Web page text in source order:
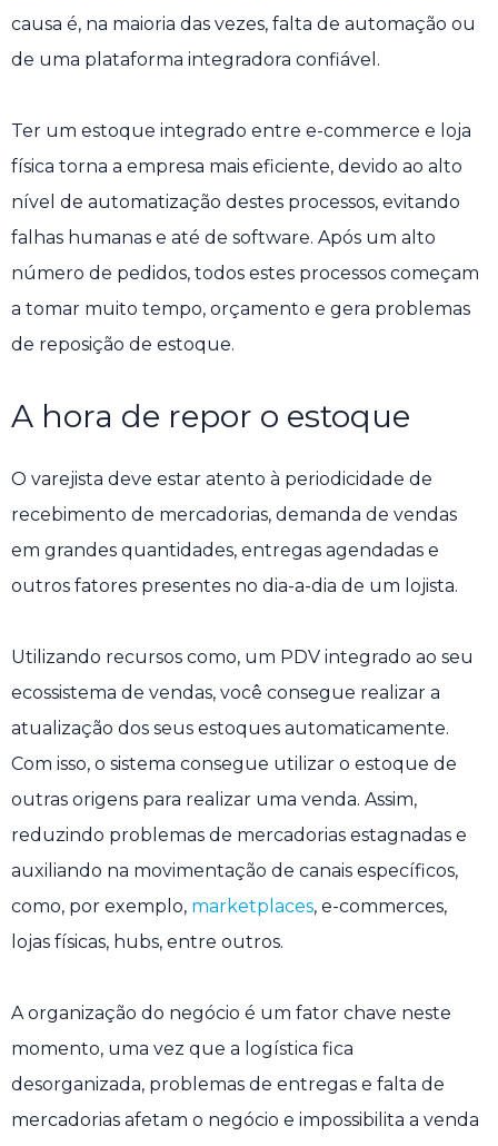
causa é, na maioria das vezes, falta de automação ou
de uma plataforma integradora confiável.
Ter um estoque integrado entre e-commerce e loja
física torna a empresa mais eficiente, devido ao alto
nível de automatização destes processos, evitando
falhas humanas e até de software. Após um alto
número de pedidos, todos estes processos começam
a tomar muito tempo, orçamento e gera problemas
de reposição de estoque.
A hora de repor o estoque
O varejista deve estar atento à periodicidade de
recebimento de mercadorias, demanda de vendas
em grandes quantidades, entregas agendadas e
outros fatores presentes no dia-a-dia de um lojista.
Utilizando recursos como, um PDV integrado ao seu
ecossistema de vendas, você consegue realizar a
atualização dos seus estoques automaticamente.
Com isso, o sistema consegue utilizar o estoque de
outras origens para realizar uma venda. Assim,
reduzindo problemas de mercadorias estagnadas e
auxiliando na movimentação de canais específicos,
como, por exemplo, marketplaces, e-commerces,
lojas físicas, hubs, entre outros.
A organização do negócio é um fator chave neste
momento, uma vez que a logística fica
desorganizada, problemas de entregas e falta de
mercadorias afetam o negócio e impossibilita a venda